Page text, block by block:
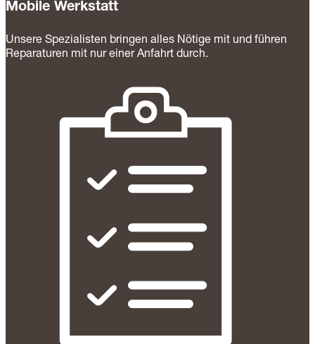
Mobile Werkstatt
Unsere Spezialisten bringen alles Nötige mit und führen
Reparaturen mit nur einer Anfahrt durch.